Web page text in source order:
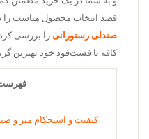
قصد انتخاب محصول مناسب را
صندلی رستورانی را بررسی
کافه یا فست‌فود خود بهترین
کیفیت و استحکام میز و